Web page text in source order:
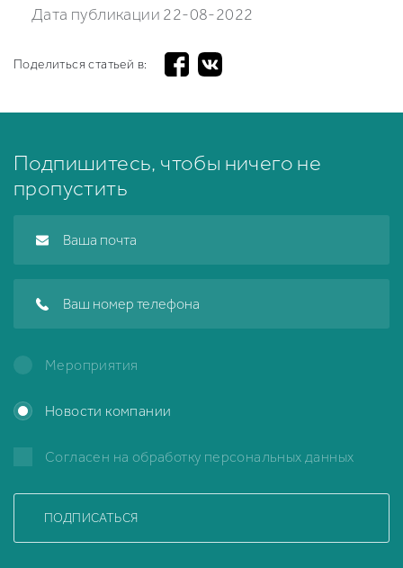
Дата публикации 22-08-2022
Поделиться статьей в:
Подпишитесь, чтобы ничего не
пропустить
Мероприятия
Новости компании
ПОДПИСАТЬСЯ
Согласен на обработку персональных данных